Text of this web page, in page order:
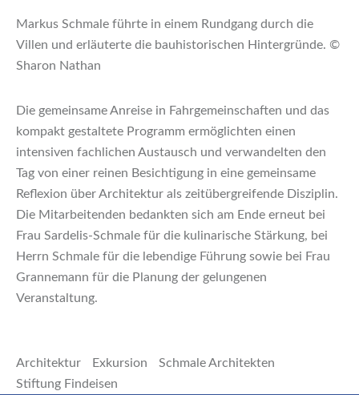
Markus Schmale führte in einem Rundgang durch die
Villen und erläuterte die bauhistorischen Hintergründe. ©
Sharon Nathan
Die gemeinsame Anreise in Fahrgemeinschaften und das
kompakt gestaltete Programm ermöglichten einen
intensiven fachlichen Austausch und verwandelten den
Tag von einer reinen Besichtigung in eine gemeinsame
Reflexion über Architektur als zeitübergreifende Disziplin.
Die Mitarbeitenden bedankten sich am Ende erneut bei
Frau Sardelis-Schmale für die kulinarische Stärkung, bei
Herrn Schmale für die lebendige Führung sowie bei Frau
Grannemann für die Planung der gelungenen
Veranstaltung.
Architektur Exkursion
Schmale Architekten
Stiftung Findeisen